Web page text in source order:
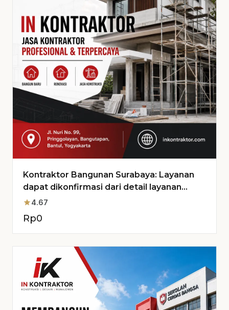
Kontraktor Bangunan Surabaya: Layanan
dapat dikonfirmasi dari detail layanan
untuk Proyek Anda
star4.67
Rp0